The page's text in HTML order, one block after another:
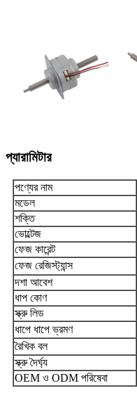
প্যারামিটার
পণ্যের নাম
মডেল
শক্তি
ভোল্টেজ
ফেজ কারেন্ট
ফেজ রেজিস্ট্যান্স
দশা আবেশ
ধাপ কোণ
স্ক্রু লিড
ধাপে ধাপে ভ্রমণ
রৈখিক বল
স্ক্রু দৈর্ঘ্য
OEM ও ODM পরিষেবা